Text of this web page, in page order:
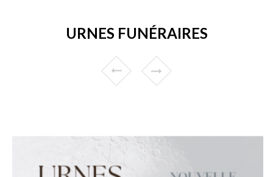
URNES FUNÉRAIRES